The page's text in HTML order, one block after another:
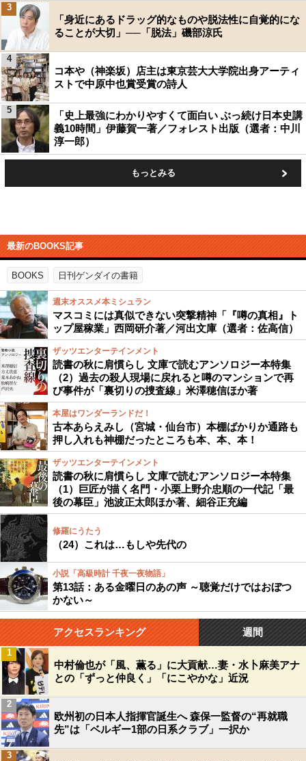
「身近にあるドラッグ的なものや脱法性に自覚的にな
ることが大切」──「脱法」磯部涼氏
3
コ本や（神楽坂）店主は東京芸大大学院出身アーティ
ストで中原中也賞受賞の詩人
4
「史上最強にわかりやすくて面白い ぶっ続け日本史講
義10時間」伊藤賀一著／フォレスト出版（選者：中川
淳一郎）
5
もっとみる
最新のBOOKS記事
BOOKS 日刊ゲンダイの書籍
週末オススメ本ミシュラン
マスコミには真似できない突撃精神「『噂の真相』ト
ップ屋稼業」西岡研介著／河出文庫（選者：佐高信）
ザッツエンターテインメント
読書の秋に肩慣らし 文庫で読むアンソロジー本特集
（2）過去の殺人現場に戻れると噂のマンションで再
び事件が「裏切りの捜査線」米澤穂信ほか著
本屋はワンダーランドだ！
古本あらえみし（宮城・仙台市）本棚ばかりか通路も
押し入れも神棚だったところも本、本、本！
ザッツエンターテインメント
読書の秋に肩慣らし 文庫で読むアンソロジー本特集
（1）巨匠が描く名門・小栗上野介忠順の一代記「最
後の幕臣」池波正太郎ほか著、細谷正充編
修羅にうたう
（24）これは…もしや先代の
小説「高級時計 千夜一夜物語」
第13話：ある金曜日のあの声 ～聴覚だけではおぼつ
かない～
アクセスランキング 週間
中村倫也が「風、薫る」に大貢献…妻・水卜麻美アナ
との「ずっと仲良く」「にこやかな」近況
1
欧州初の日本人指揮官誕生へ 森保一監督の“再就職
先”は「ベルギー1部の日系クラブ」一択か
2
3